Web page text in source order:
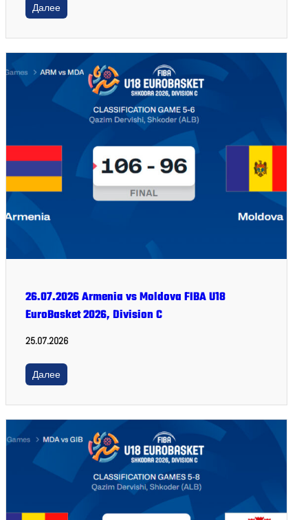
Далее
26.07.2026 Armenia vs Moldova FIBA U18
EuroBasket 2026, Division C
25.07.2026
Далее